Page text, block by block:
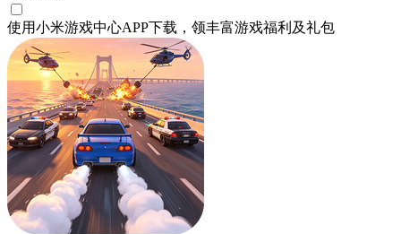
使用小米游戏中心APP下载 ，领丰富游戏福利 及礼包